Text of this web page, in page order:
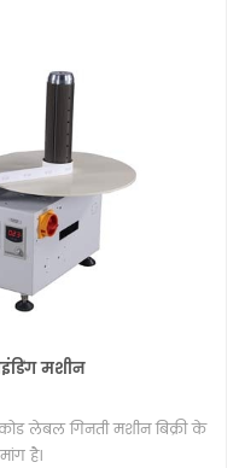
मशीन
लेबल गिनती मशीन बिक्री के
है।